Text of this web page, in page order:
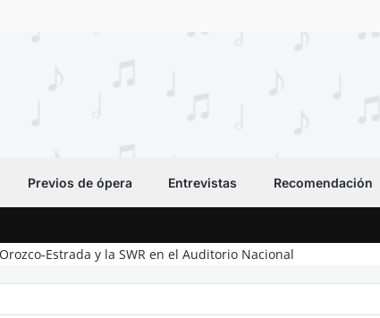
Previos de ópera Entrevistas Recomendación
Estrada y la SWR en el Auditorio Nacional